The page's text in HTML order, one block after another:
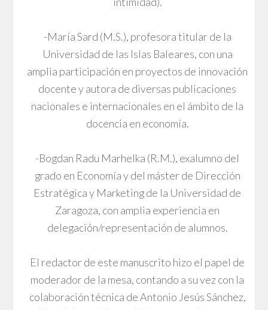
-María Sard (M.S.), profesora titular de la
Universidad de las Islas Baleares, con una
amplia participación en proyectos de innovación
docente y autora de diversas publicaciones
nacionales e internacionales en el ámbito de la
docencia en economía.
-Bogdan Radu Marhelka (R.M.), exalumno del
grado en Economía y del máster de Dirección
Estratégica y Marketing de la Universidad de
Zaragoza, con amplia experiencia en
delegación/representación de alumnos.
El redactor de este manuscrito hizo el papel de
moderador de la mesa, contando a su vez con la
colaboración técnica de Antonio Jesús Sánchez,